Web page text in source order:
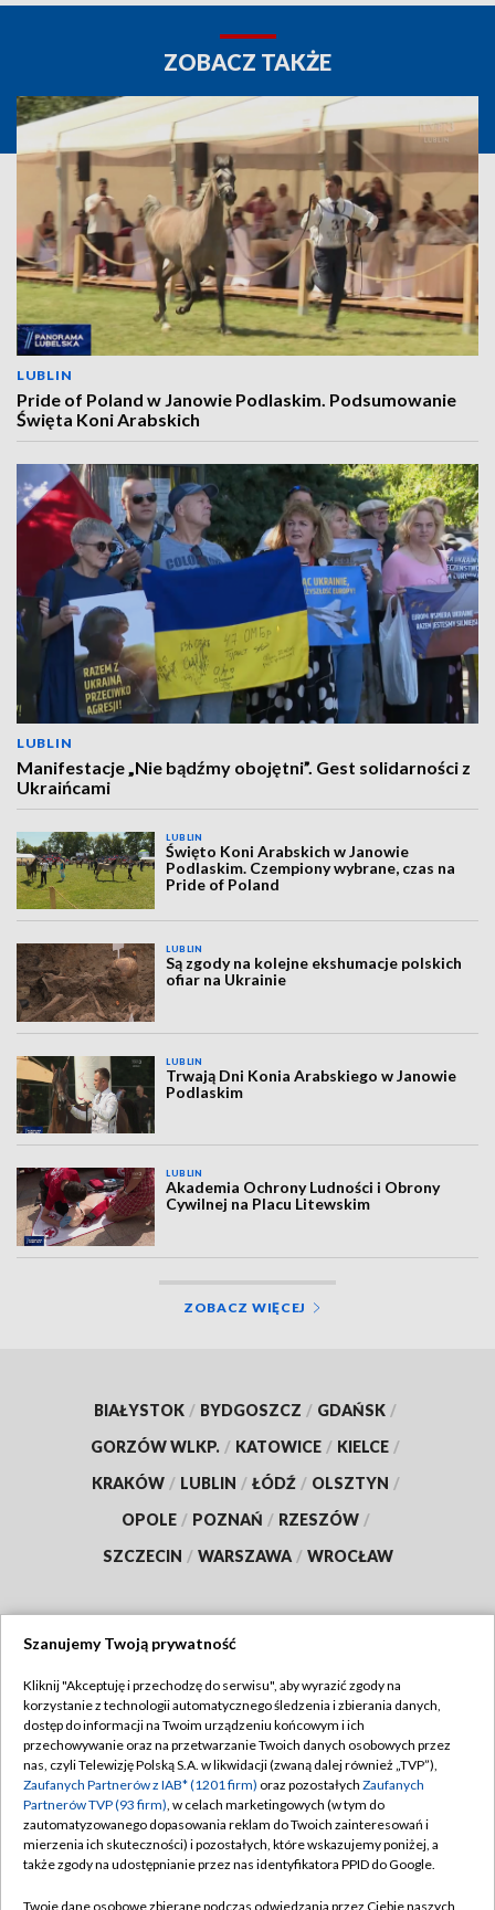
ZOBACZ TAKŻE
LUBLIN
Pride of Poland w Janowie Podlaskim. Podsumowanie
Święta Koni Arabskich
LUBLIN
Manifestacje „Nie bądźmy obojętni”. Gest solidarności z
Ukraińcami
LUBLIN
Święto Koni Arabskich w Janowie
Podlaskim. Czempiony wybrane, czas na
Pride of Poland
LUBLIN
Są zgody na kolejne ekshumacje polskich
ofiar na Ukrainie
LUBLIN
Trwają Dni Konia Arabskiego w Janowie
Podlaskim
LUBLIN
Akademia Ochrony Ludności i Obrony
Cywilnej na Placu Litewskim
ZOBACZ WIĘCEJ
BIAŁYSTOK / BYDGOSZCZ / GDAŃSK /
GORZÓW WLKP. / KATOWICE / KIELCE /
KRAKÓW / LUBLIN / ŁÓDŹ / OLSZTYN /
OPOLE / POZNAŃ / RZESZÓW /
SZCZECIN / WARSZAWA / WROCŁAW
TVP
Abonament TVP
Emisja w TVP
Centrum informacji TVP
Naziemna Telewizja Cyfrowa
Regulamin TVP
Polityka prywatności
Moje zgody
Pomoc
Szanujemy Twoją prywatność
Kliknij "Akceptuję i przechodzę do serwisu", aby wyrazić zgody na
korzystanie z technologii automatycznego śledzenia i zbierania danych,
dostęp do informacji na Twoim urządzeniu końcowym i ich
przechowywanie oraz na przetwarzanie Twoich danych osobowych przez
nas, czyli Telewizję Polską S.A. w likwidacji (zwaną dalej również „TVP”),
Zaufanych Partnerów z IAB* (1201 firm) oraz pozostałych Zaufanych
Partnerów TVP (93 firm), w celach marketingowych (w tym do
zautomatyzowanego dopasowania reklam do Twoich zainteresowań i
mierzenia ich skuteczności) i pozostałych, które wskazujemy poniżej, a
także zgody na udostępnianie przez nas identyfikatora PPID do Google.
Twoje dane osobowe zbierane podczas odwiedzania przez Ciebie naszych